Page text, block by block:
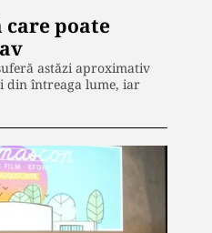
care poate
astăzi aproximativ
din întreaga lume, iar